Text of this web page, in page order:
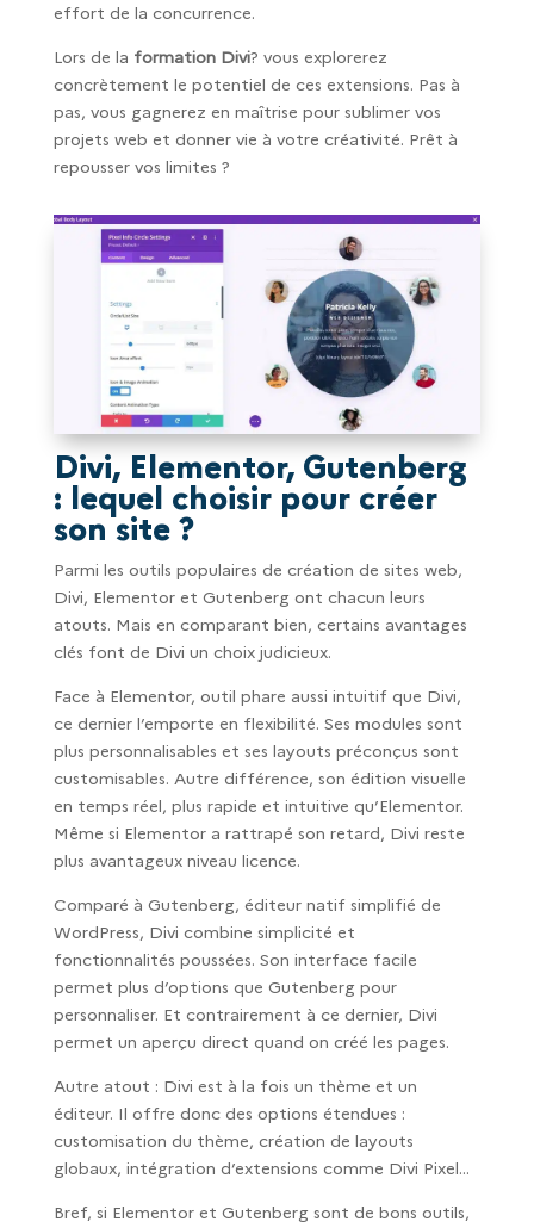
effort de la concurrence.
Lors de la formation Divi? vous explorerez
concrètement le potentiel de ces extensions. Pas à
pas, vous gagnerez en maîtrise pour sublimer vos
projets web et donner vie à votre créativité. Prêt à
repousser vos limites ?
Divi, Elementor, Gutenberg
: lequel choisir pour créer
son site ?
Parmi les outils populaires de création de sites web,
Divi, Elementor et Gutenberg ont chacun leurs
atouts. Mais en comparant bien, certains avantages
clés font de Divi un choix judicieux.
Face à Elementor, outil phare aussi intuitif que Divi,
ce dernier l’emporte en flexibilité. Ses modules sont
plus personnalisables et ses layouts préconçus sont
customisables. Autre différence, son édition visuelle
en temps réel, plus rapide et intuitive qu’Elementor.
Même si Elementor a rattrapé son retard, Divi reste
plus avantageux niveau licence.
Comparé à Gutenberg, éditeur natif simplifié de
WordPress, Divi combine simplicité et
fonctionnalités poussées. Son interface facile
permet plus d’options que Gutenberg pour
personnaliser. Et contrairement à ce dernier, Divi
permet un aperçu direct quand on créé les pages.
Autre atout : Divi est à la fois un thème et un
éditeur. Il offre donc des options étendues :
customisation du thème, création de layouts
globaux, intégration d’extensions comme Divi Pixel...
Bref, si Elementor et Gutenberg sont de bons outils,